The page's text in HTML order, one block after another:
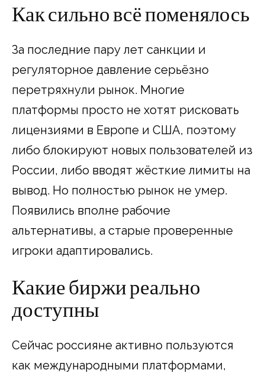
Как сильно всё поменялось
За последние пару лет санкции и
регуляторное давление серьёзно
перетряхнули рынок. Многие
платформы просто не хотят рисковать
лицензиями в Европе и США, поэтому
либо блокируют новых пользователей из
России, либо вводят жёсткие лимиты на
вывод. Но полностью рынок не умер.
Появились вполне рабочие
альтернативы, а старые проверенные
игроки адаптировались.
Какие биржи реально
доступны
Сейчас россияне активно пользуются
как международными платформами,